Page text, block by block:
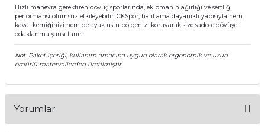
Hızlı manevra gerektiren dövüş sporlarında, ekipmanın ağırlığı ve sertliği
performansı olumsuz etkileyebilir. CKSpor, hafif ama dayanıklı yapısıyla hem
kaval kemiğinizi hem de ayak üstü bölgenizi koruyarak size sadece dövüşe
odaklanma şansı tanır.
Not: Paket içeriği, kullanım amacına uygun olarak ergonomik ve uzun
ömürlü materyallerden üretilmiştir.
Yorumlar